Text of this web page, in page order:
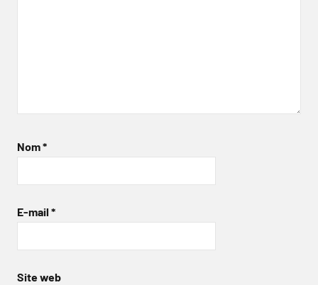
Nom*
E-mail *
Site web